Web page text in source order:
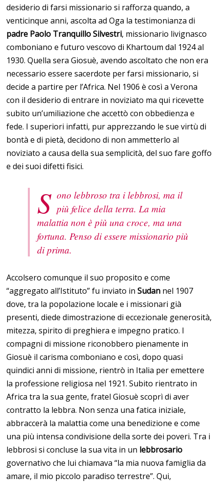
desiderio di farsi missionario si rafforza quando, a
venticinque anni, ascolta ad Oga la testimonianza di
padre Paolo Tranquillo Silvestri, missionario livignasco
comboniano e futuro vescovo di Khartoum dal 1924 al
1930. Quella sera Giosuè, avendo ascoltato che non era
necessario essere sacerdote per farsi missionario, si
decide a partire per l’Africa. Nel 1906 è così a Verona
con il desiderio di entrare in noviziato ma qui ricevette
subito un’umiliazione che accettò con obbedienza e
fede. I superiori infatti, pur apprezzando le sue virtù di
bontà e di pietà, decidono di non ammetterlo al
noviziato a causa della sua semplicità, del suo fare goffo
e dei suoi difetti fisici.
S ono lebbroso tra i lebbrosi, ma il
più felice della terra. La mia
malattia non è più una croce, ma una
fortuna. Penso di essere missionario più
di prima.
Accolsero comunque il suo proposito e come
“aggregato all’Istituto” fu inviato inSudan nel 1907
dove, tra la popolazione locale e i missionari già
presenti, diede dimostrazione di eccezionale generosità,
mitezza, spirito di preghiera e impegno pratico. I
compagni di missione riconobbero pienamente in
Giosuè il carisma comboniano e così, dopo quasi
quindici anni di missione, rientrò in Italia per emettere
la professione religiosa nel 1921. Subito rientrato in
Africa tra la sua gente, fratel Giosuè scoprì di aver
contratto la lebbra. Non senza una fatica iniziale,
abbraccerà la malattia come una benedizione e come
una più intensa condivisione della sorte dei poveri. Tra i
lebbrosi si concluse la sua vita in un lebbrosario
governativo che lui chiamava “la mia nuova famiglia da
amare, il mio piccolo paradiso terrestre”. Qui,